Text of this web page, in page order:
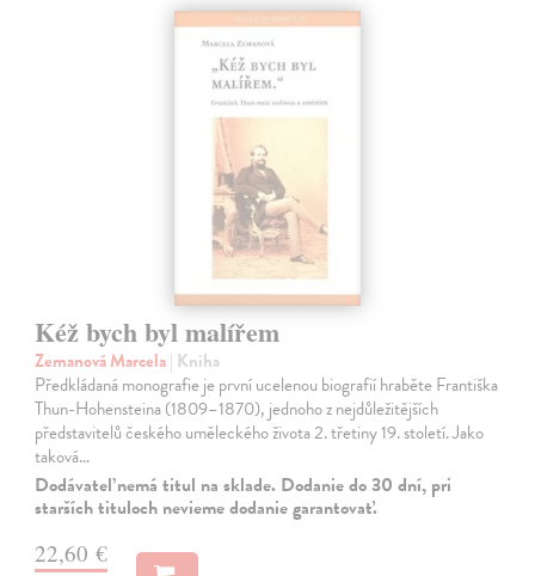
Kéž bych byl malířem
Zemanová Marcela| Kniha
Předkládaná monografie je první ucelenou biografií hraběte Františka
Thun-Hohensteina (1809–1870), jednoho z nejdůležitějších
představitelů českého uměleckého života 2. třetiny 19. století. Jako
taková…
Dodávateľ nemá titul na sklade. Dodanie do 30 dní, pri
starších tituloch nevieme dodanie garantovať.
22,60 €